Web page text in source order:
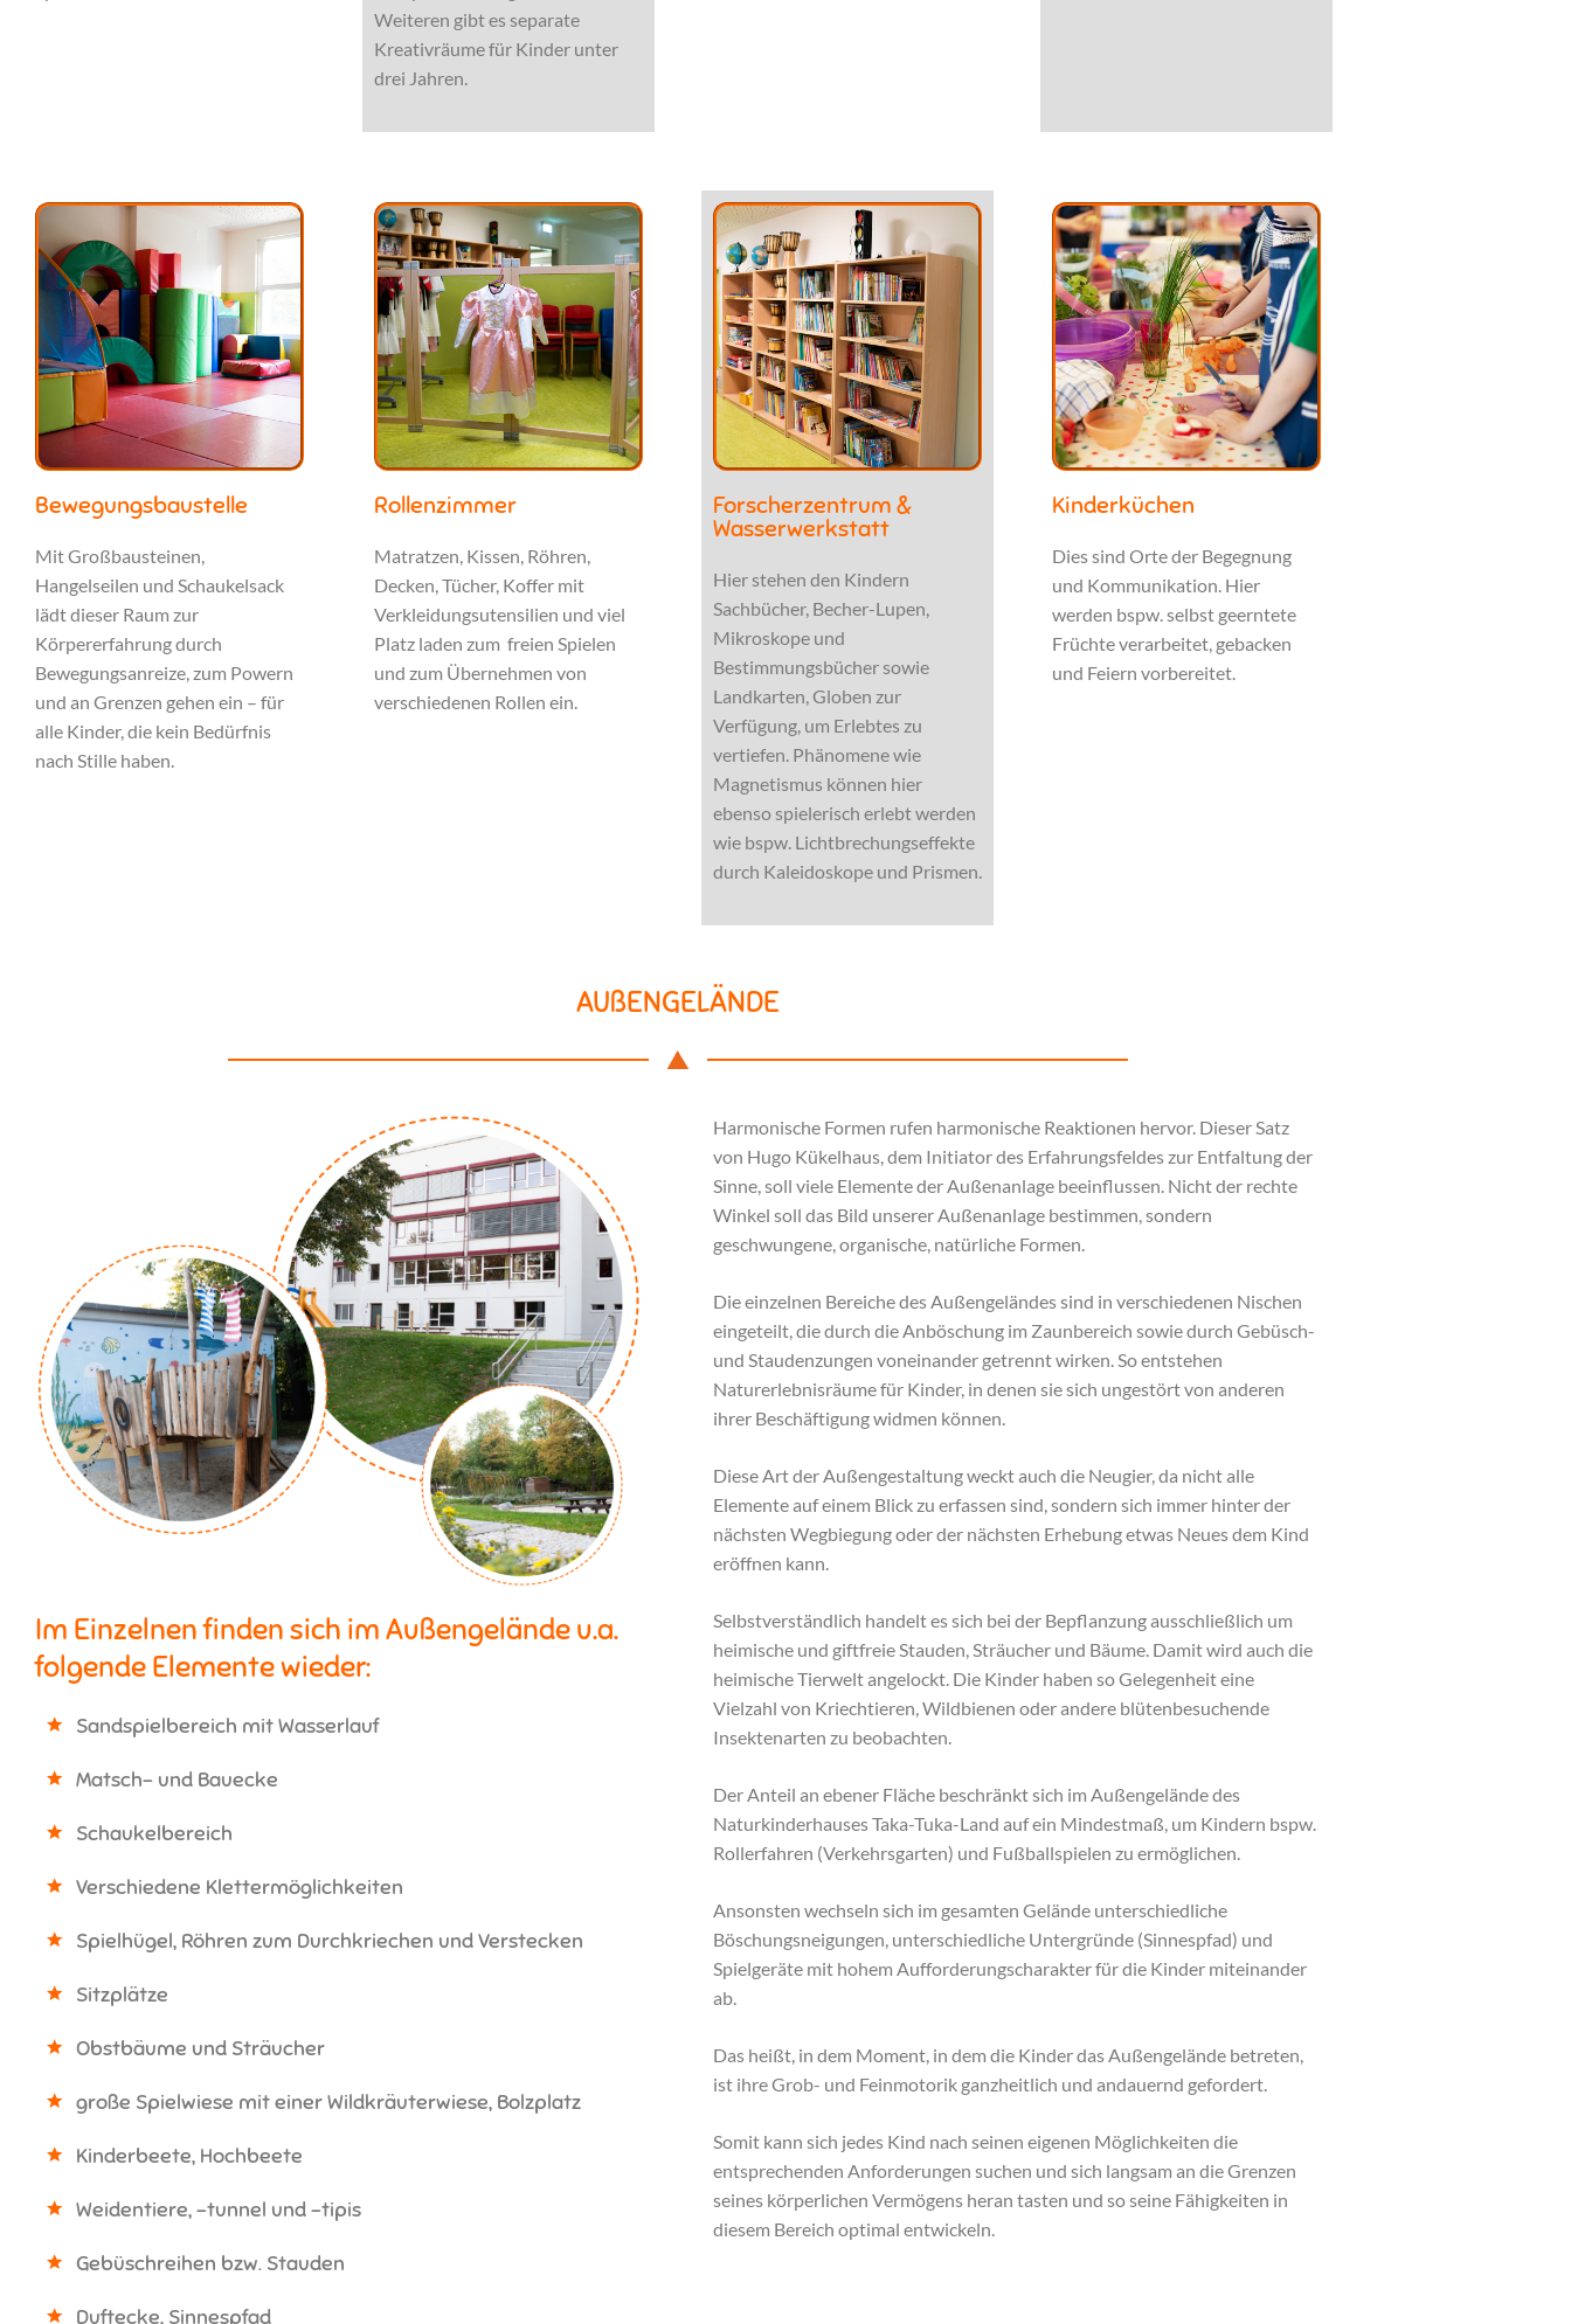
Weiteren gibt es separate
Kreativräume für Kinder unter
drei Jahren.
Bewegungsbaustelle
Mit Großbausteinen,
Hangelseilen und Schaukelsack
lädt dieser Raum zur
Körpererfahrung durch
Bewegungsanreize, zum Powern
und an Grenzen gehen ein – für
alle Kinder, die kein Bedürfnis
nach Stille haben.
Rollenzimmer
Matratzen, Kissen, Röhren,
Decken, Tücher, Koffer mit
Verkleidungsutensilien und viel
Platz laden zum freien Spielen
und zum Übernehmen von
verschiedenen Rollen ein.
Forscherzentrum &
Wasserwerkstatt
Hier stehen den Kindern
Sachbücher, Becher-Lupen,
Mikroskope und
Bestimmungsbücher sowie
Landkarten, Globen zur
Verfügung, um Erlebtes zu
vertiefen. Phänomene wie
Magnetismus können hier
ebenso spielerisch erlebt werden
wie bspw. Lichtbrechungseffekte
durch Kaleidoskope und Prismen.
Kinderküchen
Dies sind Orte der Begegnung
und Kommunikation. Hier
werden bspw. selbst geerntete
Früchte verarbeitet, gebacken
und Feiern vorbereitet.
AUßENGELÄNDE
Im Einzelnen finden sich im Außengelände u.a.
folgende Elemente wieder:
Sandspielbereich mit Wasserlauf
Matsch- und Bauecke
Schaukelbereich
Verschiedene Klettermöglichkeiten
Spielhügel, Röhren zum Durchkriechen und Verstecken
Sitzplätze
Obstbäume und Sträucher
große Spielwiese mit einer Wildkräuterwiese, Bolzplatz
Kinderbeete, Hochbeete
Weidentiere, -tunnel und -tipis
Gebüschreihen bzw. Stauden
Duftecke, Sinnespfad
Harmonische Formen rufen harmonische Reaktionen hervor. Dieser Satz
von Hugo Kükelhaus, dem Initiator des Erfahrungsfeldes zur Entfaltung der
Sinne, soll viele Elemente der Außenanlage beeinflussen. Nicht der rechte
Winkel soll das Bild unserer Außenanlage bestimmen, sondern
geschwungene, organische, natürliche Formen.
Die einzelnen Bereiche des Außengeländes sind in verschiedenen Nischen
eingeteilt, die durch die Anböschung im Zaunbereich sowie durch Gebüsch-
und Staudenzungen voneinander getrennt wirken. So entstehen
Naturerlebnisräume für Kinder, in denen sie sich ungestört von anderen
ihrer Beschäftigung widmen können.
Diese Art der Außengestaltung weckt auch die Neugier, da nicht alle
Elemente auf einem Blick zu erfassen sind, sondern sich immer hinter der
nächsten Wegbiegung oder der nächsten Erhebung etwas Neues dem Kind
eröffnen kann.
Selbstverständlich handelt es sich bei der Bepflanzung ausschließlich um
heimische und giftfreie Stauden, Sträucher und Bäume. Damit wird auch die
heimische Tierwelt angelockt. Die Kinder haben so Gelegenheit eine
Vielzahl von Kriechtieren, Wildbienen oder andere blütenbesuchende
Insektenarten zu beobachten.
Der Anteil an ebener Fläche beschränkt sich im Außengelände des
Naturkinderhauses Taka-Tuka-Land auf ein Mindestmaß, um Kindern bspw.
Rollerfahren (Verkehrsgarten) und Fußballspielen zu ermöglichen.
Ansonsten wechseln sich im gesamten Gelände unterschiedliche
Böschungsneigungen, unterschiedliche Untergründe (Sinnespfad) und
Spielgeräte mit hohem Aufforderungscharakter für die Kinder miteinander
ab.
Das heißt, in dem Moment, in dem die Kinder das Außengelände betreten,
ist ihre Grob- und Feinmotorik ganzheitlich und andauernd gefordert.
Somit kann sich jedes Kind nach seinen eigenen Möglichkeiten die
entsprechenden Anforderungen suchen und sich langsam an die Grenzen
seines körperlichen Vermögens heran tasten und so seine Fähigkeiten in
diesem Bereich optimal entwickeln.